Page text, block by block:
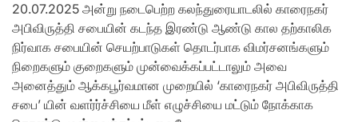
20.07.2025 அன்று நடைபெற்ற கலந்துரையாடலில் காரைநகர்
அபிவிருத்தி சபையின் கடந்த இரண்டு ஆண்டு கால தற்காலிக
நிர்வாக சபையின் செயற்பாடுகள் தொடர்பாக விமர்சனங்களும்
நிறைகளும் குறைகளும் முன்வைக்கப்பட்டாலும் அவை
அனைத்தும் ஆக்கபூர்வமான முறையில் ‘காரைநகர் அபிவிருத்தி
சபை’ யின் வளர்ர்ச்சியை மீள் எழுச்சியை மட்டும் நோக்காக